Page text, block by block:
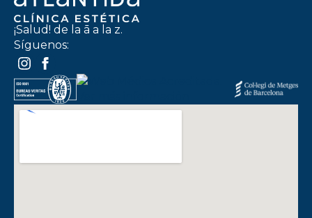
¡Salud! de la ā a la z.
Síguenos: